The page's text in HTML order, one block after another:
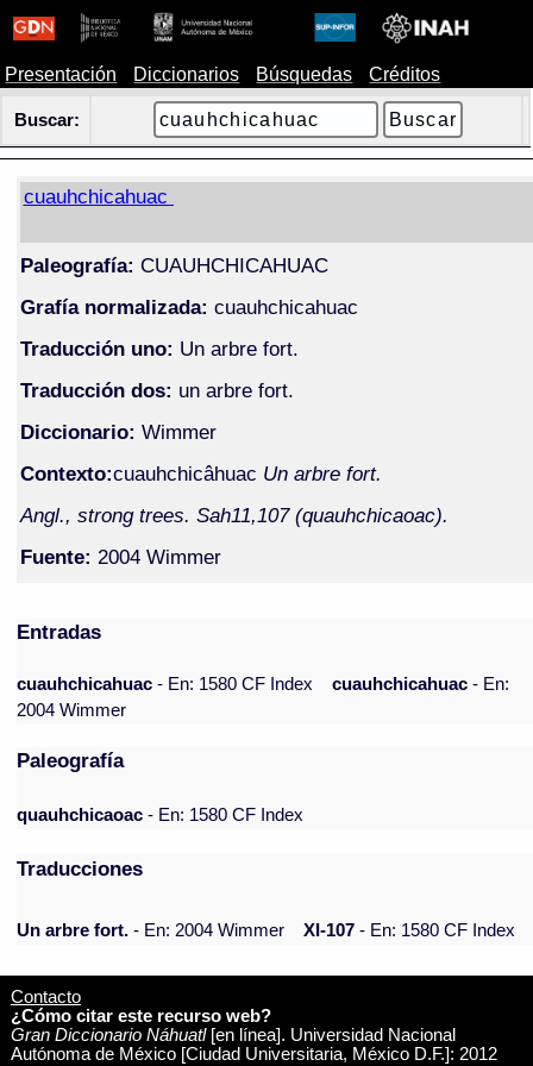
Presentación Diccionarios Búsquedas Créditos
Buscar:
cuauhchicahuac
Paleografía: CUAUHCHICAHUAC
Grafía normalizada: cuauhchicahuac
Traducción uno: Un arbre fort.
Traducción dos: un arbre fort.
Diccionario: Wimmer
Contexto:cuauhchicâhuac Un arbre fort.
Angl., strong trees. Sah11,107 (quauhchicaoac).
Fuente: 2004 Wimmer
Entradas
cuauhchicahuac- En: 1580 CF Index cuauhchicahuac- En:
2004 Wimmer
Paleografía
quauhchicaoac - En: 1580 CF Index
Traducciones
Un arbre fort. - En: 2004 Wimmer XI-107 - En: 1580 CF Index
Contacto
¿Cómo citar este recurso web?
Gran Diccionario Náhuatl[en línea]. Universidad Nacional
Autónoma de México [Ciudad Universitaria, México D.F.]: 2012